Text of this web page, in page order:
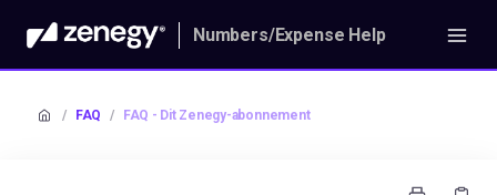
Numbers/Expense Help
/ FAQ / FAQ - Dit Zenegy-abonnement